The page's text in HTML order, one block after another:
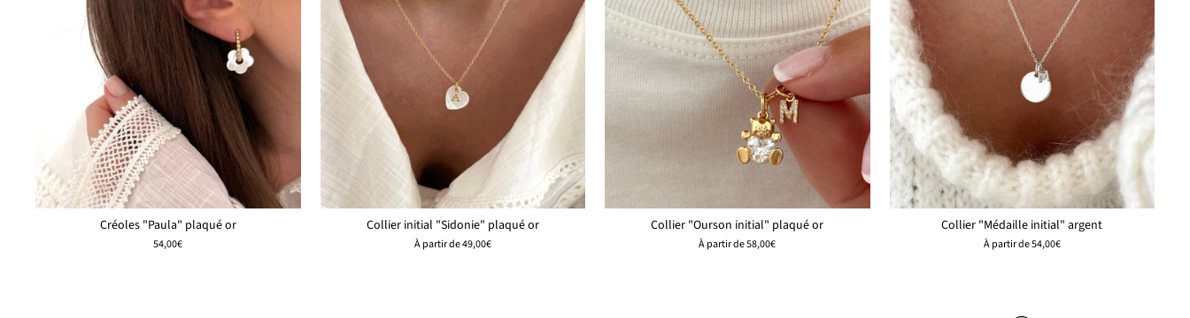
Créoles "Paula" plaqué or
54,00€
Collier initial "Sidonie" plaqué or
À partir de49,00€
Collier "Ourson initial" plaqué or
À partir de58,00€
Collier "Médaille initial" argent
À partir de54,00€